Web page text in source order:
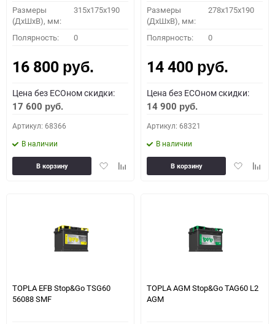
ПОДОБРАТЬ
Как определить полярность?
0 - обратная 1 - прямая 3 - обратная 4 - прямая
Размеры
(ДхШхВ), мм:
315x175x190
Полярность: 0
16 800 руб.
Цена без ECOном скидки:
17 600 руб.
Артикул: 68366
В наличии
ДобавитьДобавить
В корзину
Размеры
(ДхШхВ), мм:
278x175x190
Полярность: 0
14 400 руб.
Цена без ECOном скидки:
14 900 руб.
Артикул: 68321
В наличии
Добавить
В корзину
TOPLA EFB Stop&Go TSG60
56088 SMF
TOPLA AGM Stop&Go TAG60 L2
AGM